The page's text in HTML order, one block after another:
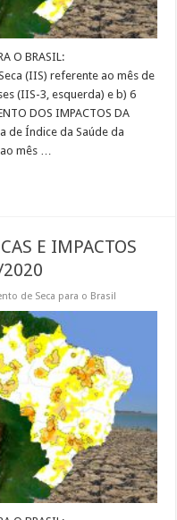
O BRASIL:
(IIS) referente ao mês de
(IIS-3, esquerda) e b) 6
DOS IMPACTOS DA
de Índice da Saúde da
ao mês …
E IMPACTOS
2020
de Seca para o Brasil